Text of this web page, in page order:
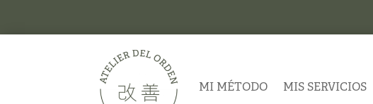
MI MÉTODO MIS SERVICIOS